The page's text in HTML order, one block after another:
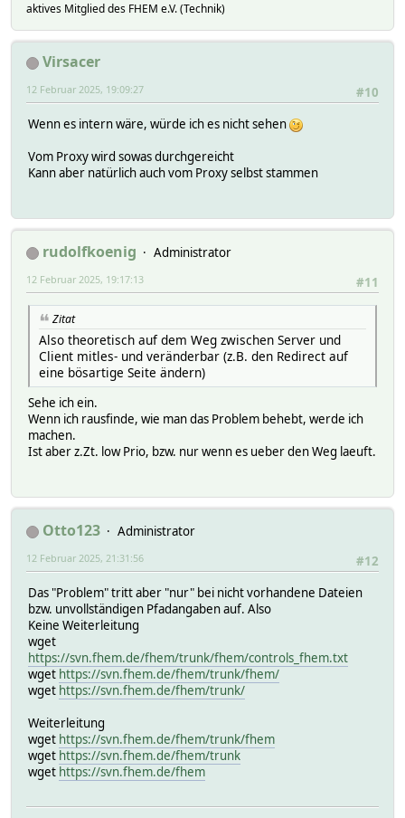
aktives Mitglied des FHEM e.V. (Technik)
Virsacer
#10
12 Februar 2025, 19:09:27
Wenn es intern wäre, würde ich es nicht sehen
Vom Proxy wird sowas durchgereicht
Kann aber natürlich auch vom Proxy selbst stammen
rudolfkoenig
Administrator
#11
12 Februar 2025, 19:17:13
Zitat
Also theoretisch auf dem Weg zwischen Server und
Client mitles- und veränderbar (z.B. den Redirect auf
eine bösartige Seite ändern)
Sehe ich ein.
Wenn ich rausfinde, wie man das Problem behebt, werde ich
machen.
Ist aber z.Zt. low Prio, bzw. nur wenn es ueber den Weg laeuft.
Otto123
Administrator
#12
12 Februar 2025, 21:31:56
Das "Problem" tritt aber "nur" bei nicht vorhandene Dateien
bzw. unvollständigen Pfadangaben auf. Also
Keine Weiterleitung
wget
https://svn.fhem.de/fhem/trunk/fhem/controls_fhem.txt
wget https://svn.fhem.de/fhem/trunk/fhem/
wget https://svn.fhem.de/fhem/trunk/
Weiterleitung
wget https://svn.fhem.de/fhem/trunk/fhem
wget https://svn.fhem.de/fhem/trunk
wget https://svn.fhem.de/fhem